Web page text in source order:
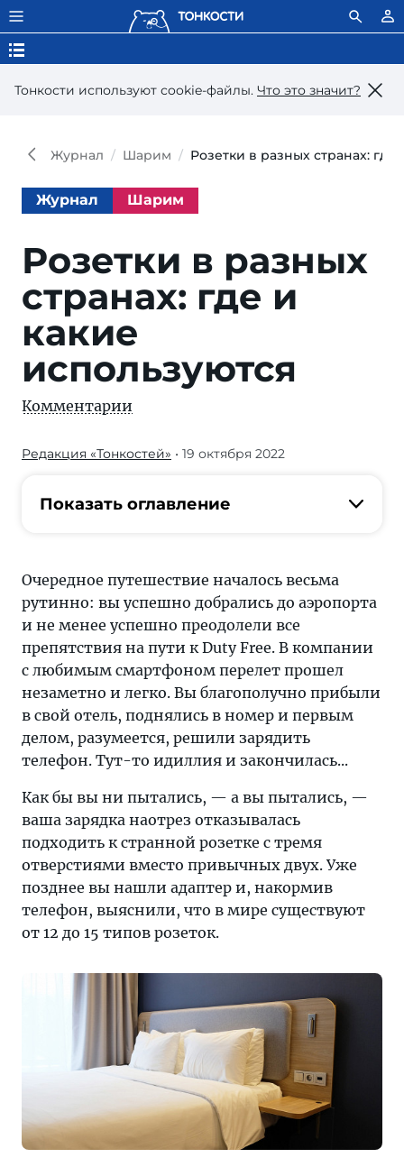
Тонкости используют сookie-файлы. Что это значит?
Журнал Шарим Розетки в разных странах: где
Журнал Шарим
Розетки в разных
странах: где и
какие
используются
Комментарии
Журнал/
какие
используются
—
туризма»
секретами.
Подробные
инструкции,
важные
лайфхаки
и
все,
что
нужно
«Тонкостей».
Редакция «Тонкостей» • 19 октября 2022
Показать оглавление
Очередное путешествие началось весьма
рутинно: вы успешно добрались до аэропорта
и не менее успешно преодолели все
препятствия на пути к Duty Free. В компании
с любимым смартфоном перелет прошел
незаметно и легко. Вы благополучно прибыли
в свой отель, поднялись в номер и первым
делом, разумеется, решили зарядить
телефон. Тут-то идиллия и закончилась...
Как бы вы ни пытались, — а вы пытались, —
ваша зарядка наотрез отказывалась
подходить к странной розетке с тремя
отверстиями вместо привычных двух. Уже
позднее вы нашли адаптер и, накормив
телефон, выяснили, что в мире существуют
от 12 до 15 типов розеток.